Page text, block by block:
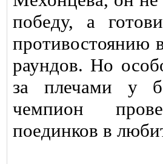
победу, а
противостоянию
раундов. Но
за плечами у
чемпион
поединков в